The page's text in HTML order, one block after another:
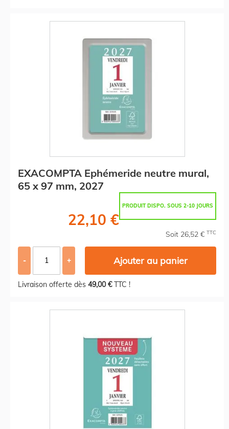
EXACOMPTA Ephémeride neutre mural,
65 x 97 mm, 2027
PRODUIT DISPO. SOUS 2-10 JOURS
22,10 €
Soit 26,52 € TTC
- + Ajouter au panier
Livraison offerte dès 49,00 €TTC !